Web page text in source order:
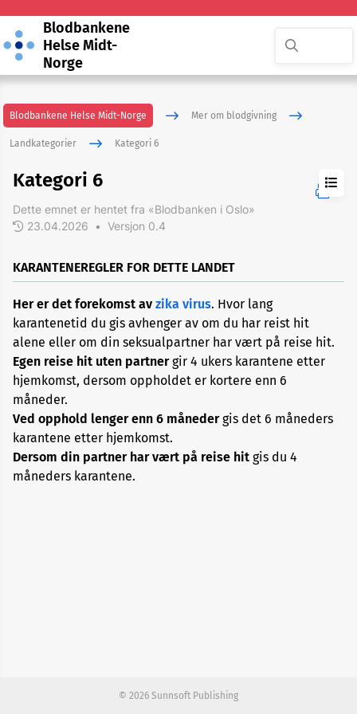
Blodbankene
Helse Midt-
Norge
Blodbankene Helse Midt-Norge Mer om blodgivning
Landkategorier Kategori 6
Kategori
Kategori
Kategori
Kategori
Kategori
Kategori 6
Dette emnet er hentet fra «Blodbanken i Oslo»
23.04.2026
• Versjon 0.4
KARANTENEREGLER FOR DETTE LANDET
Her er det forekomst av zika virus. Hvor lang
karantenetid du gis avhenger av om du har reist hit
alene eller om din seksualpartner har vært på reise hit.
Egen reise hit uten partnergir 4 ukers karantene etter
hjemkomst, dersom oppholdet er kortere enn 6
måneder.
Ved opphold lenger enn 6 månedergis det 6 måneders
karantene etter hjemkomst.
Dersom din partner har vært på reise hit gis du 4
måneders karantene.
© 2026 Sunnsoft Publishing